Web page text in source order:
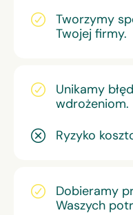
Tworzymy
Twojej firmy.
Ryzyko
Unikamy
wdrożeniom.
Dobieramy
Waszych